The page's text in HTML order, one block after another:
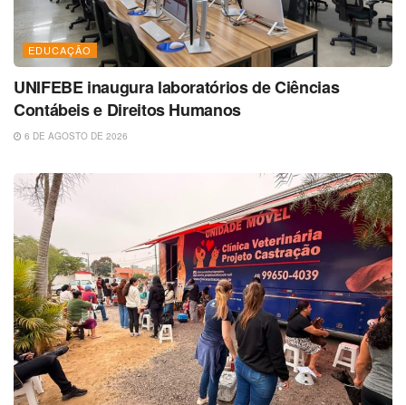
EDUCAÇÃO
UNIFEBE inaugura laboratórios de Ciências
Contábeis e Direitos Humanos
6 DE AGOSTO DE 2026